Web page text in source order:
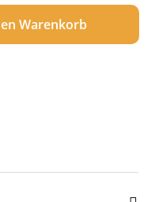
gewünschten
Warenkorb